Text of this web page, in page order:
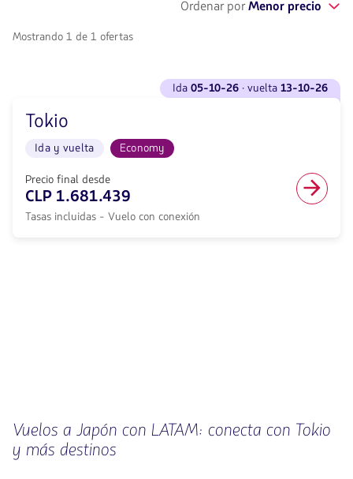
Mostrando 1 de 1 ofertas
Ordenar porMenor precio
vuelta
<strong>13-
10-
y
vuelta
en
cabina
ida 05-10-26 · vuelta 13-10-26
Tokio
Ida y vuelta Economy
Precio final desde
CLP 1.681.439
Tasas incluidas - Vuelo con conexión
Vuelos a Japón con LATAM: conecta con Tokio
y más destinos